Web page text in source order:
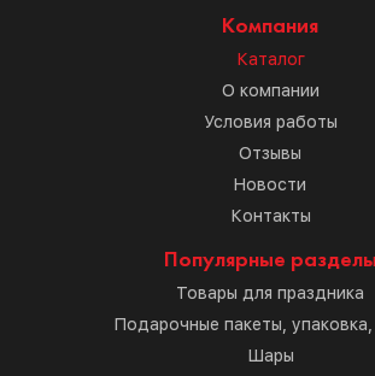
Компания
Каталог
О компании
Условия работы
Отзывы
Новости
Контакты
Популярные разделы
Товары для праздника
Подарочные пакеты,
Шары